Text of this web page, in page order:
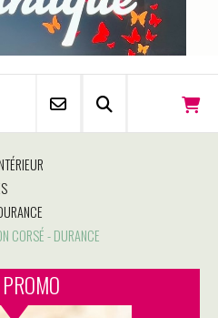
CORSÉ - DURANCE
PROMO